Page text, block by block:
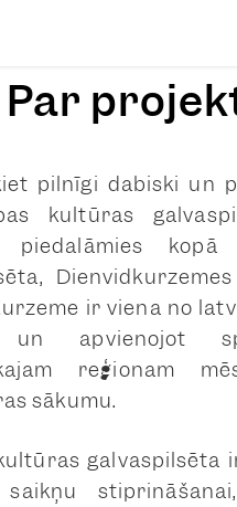
Par
pilnīgi dabiski un
kultūras
piedalāmies
ir viena no
un apvienojot
reģionam
sākumu.
galvaspilsēta
saikņu